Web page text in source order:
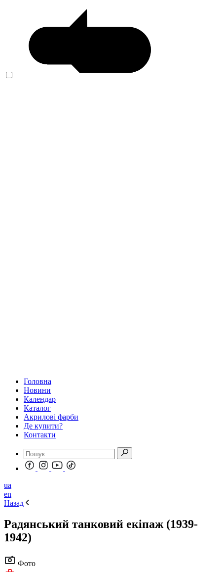
Головна
Новини
Календар
Каталог
Акрилові фарби
Де купити?
Контакти
ua
en
Назад
Радянський танковий екіпаж (1939-
1942)
Фото